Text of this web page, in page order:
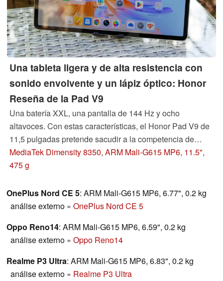
Una tableta ligera y de alta resistencia con
sonido envolvente y un lápiz óptico: Honor
Reseña de la Pad V9
Una batería XXL, una pantalla de 144 Hz y ocho
altavoces. Con estas características, el Honor Pad V9 de
11,5 pulgadas pretende sacudir a la competencia de
Android y establecerse como alternativa al nuevo iPad de
gama básica. Incluso incluye una funda abatible y un
MediaTek Dimensity 8350, ARM Mali-G615 MP6, 11.5",
475 g
OnePlus Nord CE 5: ARM Mali-G615 MP6, 6.77", 0.2 kg
análise externo » OnePlus Nord CE 5
Oppo Reno14: ARM Mali-G615 MP6, 6.59", 0.2 kg
análise externo » Oppo Reno14
Realme P3 Ultra: ARM Mali-G615 MP6, 6.83", 0.2 kg
análise externo » Realme P3 Ultra